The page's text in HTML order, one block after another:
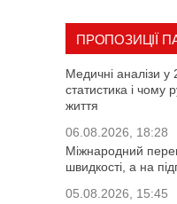
ПРОПОЗИЦІЇ
Медичні аналізи
статистика і чому
життя
06.08.2026, 18:28
Міжнародний
швидкості, а на
05.08.2026, 15:45